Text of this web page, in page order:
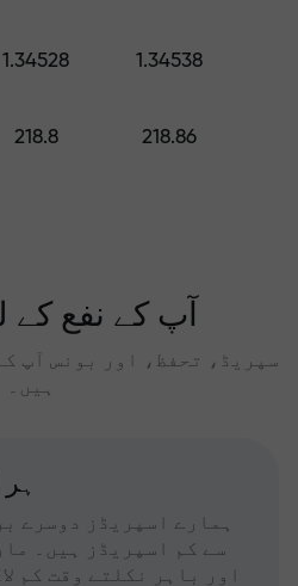
1.34528 1.34538
218.8 218.86
آپ کے نفع کے
سپریڈ، تحفظ، اور بونس آپ
ہیں۔
ہمارے اسپریڈز دوسرے
سے کم اسپریڈز ہیں۔
اور باہر نکلتے وقت کم